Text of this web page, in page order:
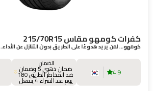
كفرات كومهو مقاس 215/70R15
كومهو… لمن يريد هدوءًا على الطريق بدون التنازل عن الأداء.
4.9
الضمان:ضمان ذهبي 5 وضمان
ضد المخاطر الطريق 180
يوم عند الشراء 4 يتفعل